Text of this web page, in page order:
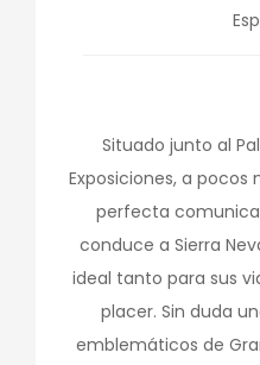
Situado junto al
Exposiciones, a
perfecta
conduce a Sierra
ideal tanto para sus
placer. Sin duda
emblemáticos de